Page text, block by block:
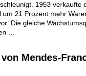
1953 verkaufte
21 Prozent mehr
Die gleiche
...
Mendes-